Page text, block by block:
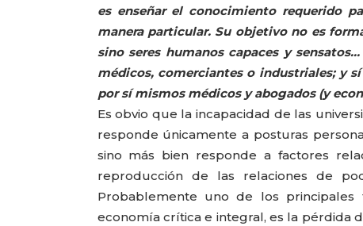
es enseñar el conocimiento requerido
manera particular. Su objetivo no es
sino seres humanos capaces y
médicos, comerciantes o industriales; y
por sí mismos médicos y abogados (y
Es obvio que la incapacidad de las
responde únicamente a posturas
sino más bien responde a factores
reproducción de las relaciones de
Probablemente uno de los
economía crítica e integral, es la pérdida